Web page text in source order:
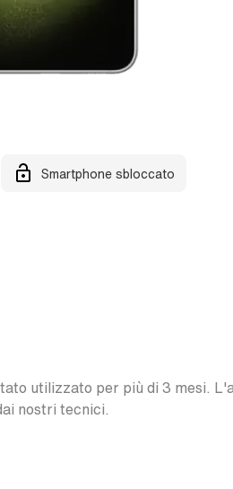
Smartphone sbloccato
utilizzato per più di 3 mesi.
nostri tecnici.